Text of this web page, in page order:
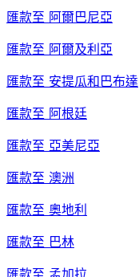
匯款至 阿爾巴尼亞
匯款至 阿爾及利亞
匯款至 安提瓜和巴布達
匯款至 阿根廷
匯款至 亞美尼亞
匯款至 澳洲
匯款至 奧地利
匯款至 巴林
匯款至 孟加拉